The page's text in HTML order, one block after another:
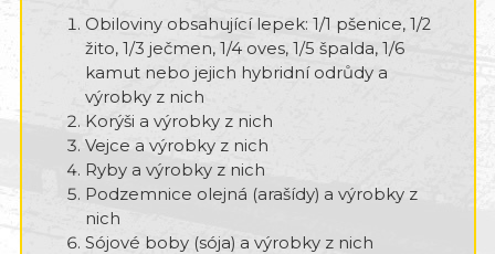
Obiloviny obsahující lepek: 1/1 pšenice, 1/2
žito, 1/3 ječmen, 1/4 oves, 1/5 špalda, 1/6
kamut nebo jejich hybridní odrůdy a
výrobky z nich
Korýši a výrobky z nich
Vejce a výrobky z nich
Ryby a výrobky z nich
Podzemnice olejná (arašídy) a výrobky z
nich
Sójové boby (sója) a výrobky z nich